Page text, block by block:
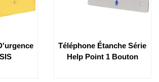
Téléphone Étanche Série
Help Point 1 Bouton